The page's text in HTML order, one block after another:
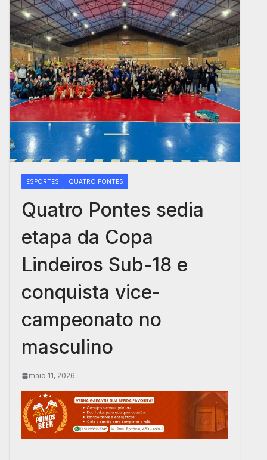
ESPORTES QUATRO PONTES
Quatro Pontes sedia
etapa da Copa
Lindeiros Sub-18 e
conquista vice-
campeonato no
masculino
maio 11, 2026